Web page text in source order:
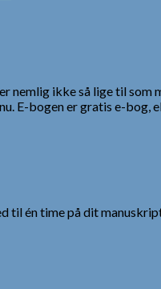
nemlig ikke så lige til
E-bogen er gratis e-
til én time på dit